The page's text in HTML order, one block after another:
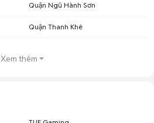
Quận Ngũ Hành Sơn
Quận Thanh Khê
Xem thêm